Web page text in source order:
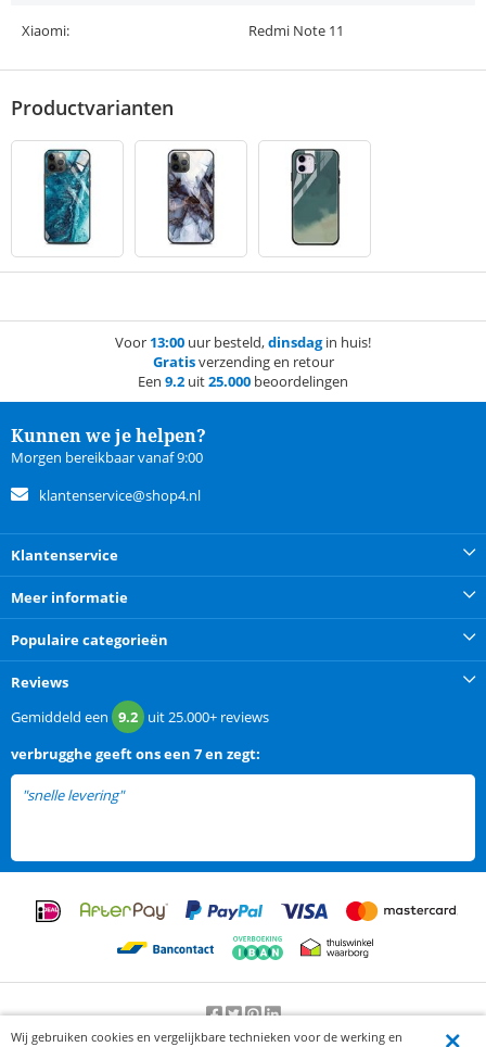
Xiaomi: Redmi Note 11
Productvarianten
Voor 13:00 uur besteld,dinsdagin huis!
Gratisverzending en retour
Een 9.2 uit25.000 beoordelingen
Kunnen we je helpen?
Morgen bereikbaar vanaf 9:00
klantenservice@shop4.nl
Klantenservice
Meer informatie
Populaire categorieën
Reviews
Gemiddeld een 9.2 uit25.000+ reviews
verbrugghegeeft ons een 7 en zegt:
"snelle levering"
Beoordeling door klanten:9.2/10-25000beoordelingen
Wij gebruiken cookies en vergelijkbare technieken voor de werking en